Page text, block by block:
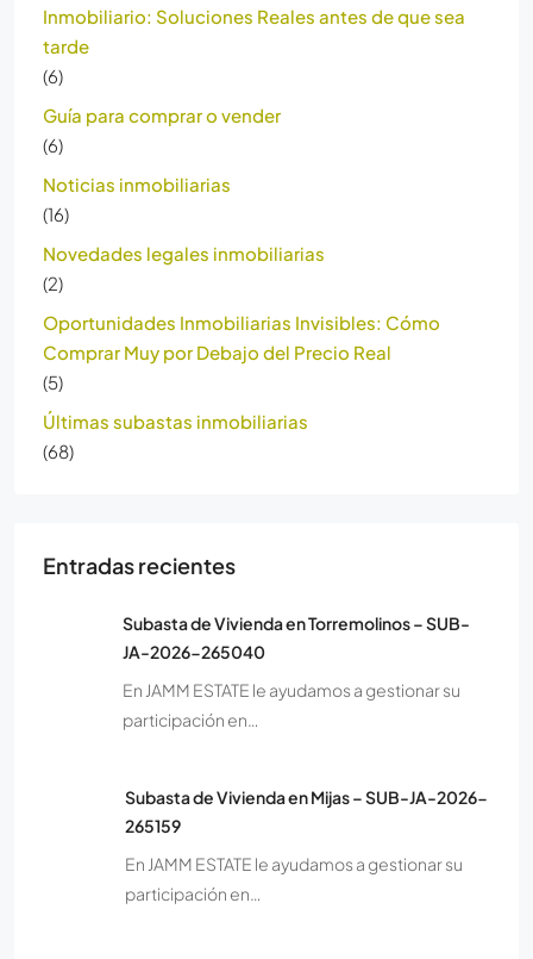
Inmobiliario: Soluciones Reales antes de que sea
tarde
(6)
Guía para comprar o vender
(6)
Noticias inmobiliarias
(16)
Novedades legales inmobiliarias
(2)
Oportunidades Inmobiliarias Invisibles: Cómo
Comprar Muy por Debajo del Precio Real
(5)
Últimas subastas inmobiliarias
(68)
Entradas recientes
Subasta de Vivienda en Torremolinos – SUB-
JA-2026-265040
En JAMM ESTATE le ayudamos a gestionar su
participación en…
Subasta de Vivienda en Mijas – SUB-JA-2026-
265159
En JAMM ESTATE le ayudamos a gestionar su
participación en…